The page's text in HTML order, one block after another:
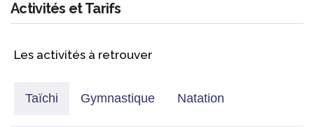
Activités et Tarifs
Les activités à retrouver
Taïchi Gymnastique Natation